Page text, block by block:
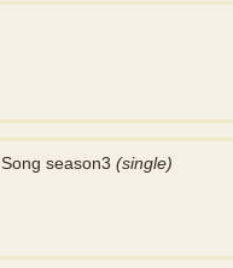
season3 (single)